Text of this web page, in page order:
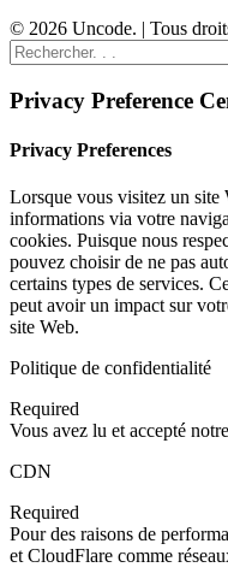
© 2026 Uncode. | Tous
Privacy Preference
Privacy Preferences
Lorsque vous visitez un site
informations via votre
cookies. Puisque nous
pouvez choisir de ne pas
certains types de services.
peut avoir un impact sur
site Web.
Politique de confidentialité
Required
Vous avez lu et accepté
CDN
Required
Pour des raisons de
et CloudFlare comme